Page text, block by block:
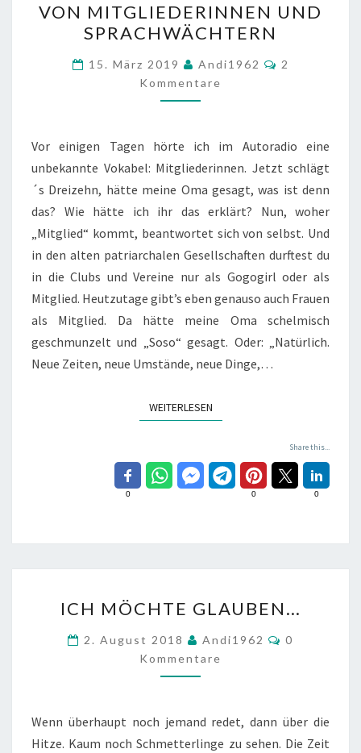
MITGLIEDERINNEN
UND
SPRACHWÄCHTERN
VON MITGLIEDERINNEN UND
SPRACHWÄCHTERN
15. März 2019 Andi1962 Kommentare
2
Kommentare
Vor einigen Tagen hörte ich im Autoradio eine
unbekannte Vokabel: Mitgliederinnen. Jetzt schlägt
´s Dreizehn, hätte meine Oma gesagt, was ist denn
das? Wie hätte ich ihr das erklärt? Nun, woher
„Mitglied“ kommt, beantwortet sich von selbst. Und
in den alten patriarchalen Gesellschaften durftest du
in die Clubs und Vereine nur als Gogogirl oder als
Mitglied. Heutzutage gibt’s eben genauso auch Frauen
als Mitglied. Da hätte meine Oma schelmisch
geschmunzelt und „Soso“ gesagt. Oder: „Natürlich.
Neue Zeiten, neue Umstände, neue Dinge,…
WEITERLESENWEITERLESEN
Share this...
0 0 0
MÖCHTE
GLAUBEN…
ICH MÖCHTE GLAUBEN…
2. August 2018 Andi1962
0
Kommentare
Wenn überhaupt noch jemand redet, dann über die
Hitze. Kaum noch Schmetterlinge zu sehen. Die Zeit